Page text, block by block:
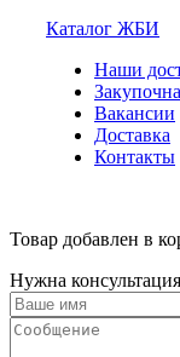
Каталог ЖБИ
Наши
Вакансии
Доставка
Контакты
Товар добавлен в
Нужна консультация